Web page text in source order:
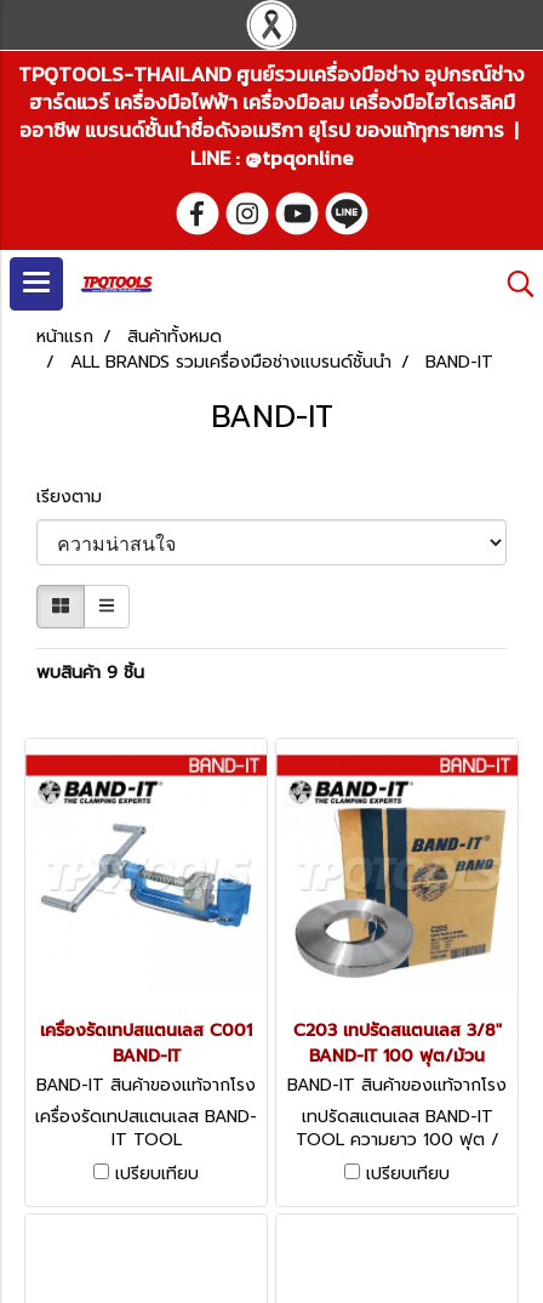
TPQTOOLS-THAILAND ศูนย์รวมเครื่องมือช่าง อุปกรณ์ช่าง
ฮาร์ดแวร์ เครื่องมือไฟฟ้า เครื่องมือลม เครื่องมือไฮโดรลิคมื
ออาชีพ แบรนด์ชั้นนำชื่อดังอเมริกา ยุโรป ของแท้ทุกรายการ |
LINE : @tpqonline
หน้าแรก
สินค้าทั้งหมด
ALL BRANDS รวมเครื่องมือช่างแบรนด์ชั้นนำ
BAND-IT
BAND-IT
เรียงตาม
พบสินค้า 9 ชิ้น
เครื่องรัดเทปสแตนเลส C001
BAND-IT
BAND-IT สินค้าของแท้จากโรง
งานผู้ผลิต C001
เครื่องรัดเทปสแตนเลส BAND-
IT TOOL
เปรียบเทียบ
C203 เทปรัดสแตนเลส 3/8"
BAND-IT 100 ฟุต/ม้วน
BAND-IT สินค้าของแท้จากโรง
งานผู้ผลิต C203
เทปรัดสแตนเลส BAND-IT
TOOL ความยาว 100 ฟุต /
ม้วน
เปรียบเทียบ